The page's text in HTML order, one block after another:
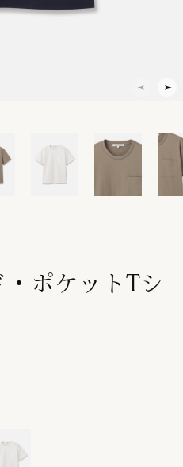
ポケットTシ